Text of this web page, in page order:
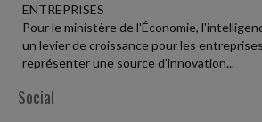
ENTREPRISES
Pour le ministère de l'Économie,
un levier de croissance pour les
représenter une source d'innovation...
Social